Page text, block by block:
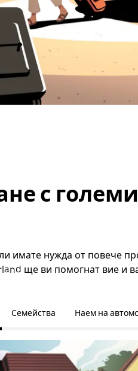
с
имате нужда от повече
ще ви помогнат вие и
Семейства Наем на